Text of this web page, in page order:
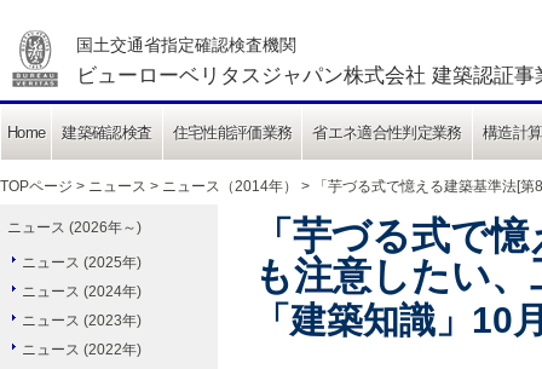
国土交通省指定確認検査機関
ビューローベリタスジャパン株式会社 建築認証事
Home 建築確認検査 住宅性能評価業務 省エネ適合性判定業務 構造計
TOPページ > ニュース > ニュース（2014年） > 「芋づる式で憶える建築基準法[
ニュース (2026年～)
ニュース (2025年)
ニュース (2024年)
ニュース (2023年)
ニュース (2022年)
「芋づる式で
も注意したい
「建築知識」10